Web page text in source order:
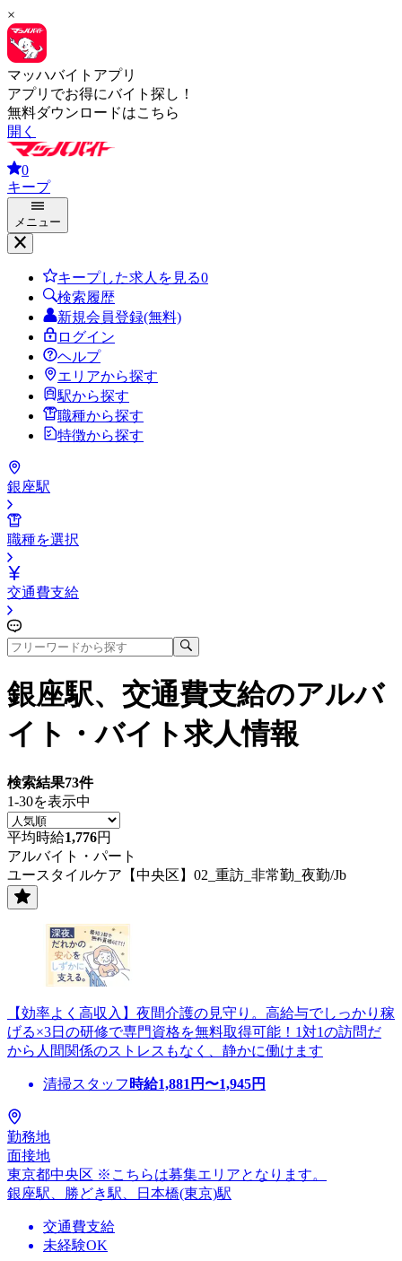
×
マッハバイトアプリ
アプリでお得にバイト探し！
無料ダウンロードはこちら
開く
0
キープ
メニュー
キープした求人を見る0
検索履歴
新規会員登録(無料)
ログイン
ヘルプ
エリアから探す
駅から探す
職種から探す
特徴から探す
銀座駅
職種を選択
交通費支給
銀座駅、交通費支給のアルバ
イト・バイト求人情報
検索結果73件
1-30を表示中
平均時給1,776円
アルバイト・パート
ユースタイルケア【中央区】02_重訪_非常勤_夜勤/Jb
【効率よく高収入】夜間介護の見守り。高給与でしっかり稼
げる×3日の研修で専門資格を無料取得可能！1対1の訪問だ
から人間関係のストレスもなく、静かに働けます
清掃スタッフ 時給1,881 円〜1,945円
勤務地
面接地
東京都中央区 ※こちらは募集エリアとなります。
銀座駅、勝どき駅、日本橋(東京)駅
交通費支給
未経験OK